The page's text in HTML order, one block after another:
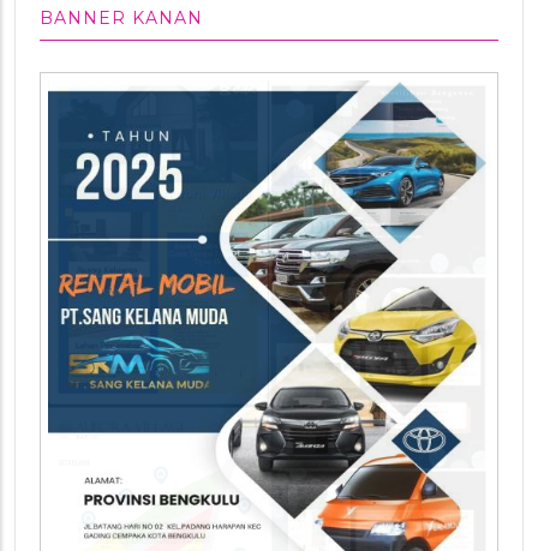
BANNER KANAN